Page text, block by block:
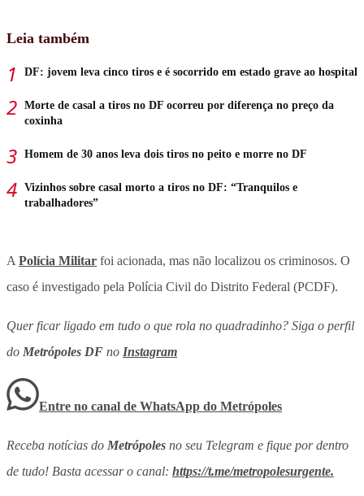
Leia também
DF: jovem leva cinco tiros e é socorrido em estado grave ao hospital
Morte de casal a tiros no DF ocorreu por diferença no preço da
coxinha
Homem de 30 anos leva dois tiros no peito e morre no DF
Vizinhos sobre casal morto a tiros no DF: “Tranquilos e
trabalhadores”
A Polícia Militar foi acionada, mas não localizou os criminosos. O
caso é investigado pela Polícia Civil do Distrito Federal (PCDF).
Quer ficar ligado em tudo o que rola no quadradinho? Siga o perfil
do Metrópoles DF no Instagram
Entre no canal de WhatsApp do Metrópoles
Receba notícias do Metrópoles no seu Telegram e fique por dentro
de tudo! Basta acessar o canal: https://t.me/metropolesurgente.